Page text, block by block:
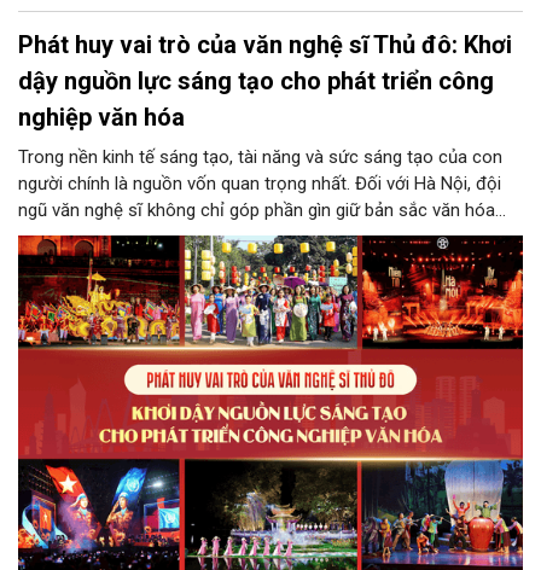
Phát huy vai trò của văn nghệ sĩ Thủ đô: Khơi
dậy nguồn lực sáng tạo cho phát triển công
nghiệp văn hóa
Trong nền kinh tế sáng tạo, tài năng và sức sáng tạo của con
người chính là nguồn vốn quan trọng nhất. Đối với Hà Nội, đội
ngũ văn nghệ sĩ không chỉ góp phần gìn giữ bản sắc văn hóa
mà còn giữ vai trò trung tâm trong quá trình hình thành các sản
phẩm công nghiệp văn hóa có giá trị. Khơi dậy, phát huy và tạo
điều kiện để nguồn lực sáng tạo ấy phát triển sẽ là “chìa khóa”
để Hà Nội khai thác hiệu quả tiềm năng văn hóa, nâng cao năng
lực cạnh tranh và khẳng định vị thế của một trung tâm sáng tạo
trong kỷ nguyên mới.